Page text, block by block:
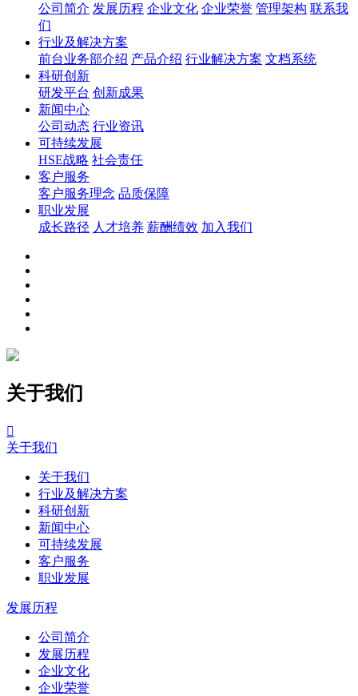
公司简介 发展历程 企业文化 企业荣誉 管理架构 联系我
们
行业及解决方案
前台业务部介绍 产品介绍 行业解决方案 文档系统
科研创新
研发平台 创新成果
新闻中心
公司动态 行业资讯
可持续发展
HSE战略 社会责任
客户服务
客户服务理念 品质保障
职业发展
成长路径 人才培养 薪酬绩效 加入我们
关于我们

关于我们
关于我们
行业及解决方案
科研创新
新闻中心
可持续发展
客户服务
职业发展
发展历程
公司简介
发展历程
企业文化
企业荣誉